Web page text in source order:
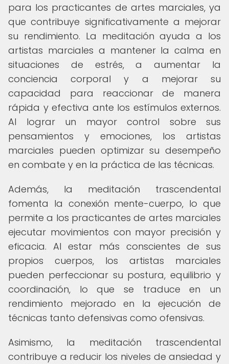
para los practicantes de artes marciales, ya
que contribuye significativamente a mejorar
su rendimiento. La meditación ayuda a los
artistas marciales a mantener la calma en
situaciones de estrés, a aumentar la
conciencia corporal y a mejorar su
capacidad para reaccionar de manera
rápida y efectiva ante los estímulos externos.
Al lograr un mayor control sobre sus
pensamientos y emociones, los artistas
marciales pueden optimizar su desempeño
en combate y en la práctica de las técnicas.
Además, la meditación trascendental
fomenta la conexión mente-cuerpo, lo que
permite a los practicantes de artes marciales
ejecutar movimientos con mayor precisión y
eficacia. Al estar más conscientes de sus
propios cuerpos, los artistas marciales
pueden perfeccionar su postura, equilibrio y
coordinación, lo que se traduce en un
rendimiento mejorado en la ejecución de
técnicas tanto defensivas como ofensivas.
Asimismo, la meditación trascendental
contribuye a reducir los niveles de ansiedad y